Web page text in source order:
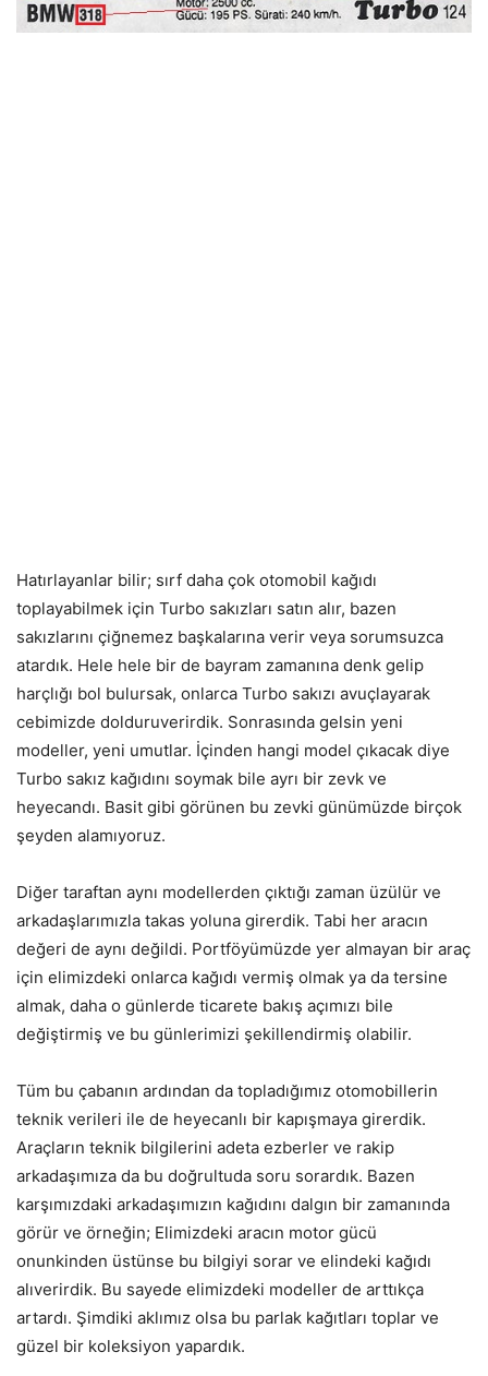
Hatırlayanlar bilir; sırf daha çok otomobil kağıdı
toplayabilmek için Turbo sakızları satın alır, bazen
sakızlarını çiğnemez başkalarına verir veya sorumsuzca
atardık. Hele hele bir de bayram zamanına denk gelip
harçlığı bol bulursak, onlarca Turbo sakızı avuçlayarak
cebimizde dolduruverirdik. Sonrasında gelsin yeni
modeller, yeni umutlar. İçinden hangi model çıkacak diye
Turbo sakız kağıdını soymak bile ayrı bir zevk ve
heyecandı. Basit gibi görünen bu zevki günümüzde birçok
şeyden alamıyoruz.
Diğer taraftan aynı modellerden çıktığı zaman üzülür ve
arkadaşlarımızla takas yoluna girerdik. Tabi her aracın
değeri de aynı değildi. Portföyümüzde yer almayan bir araç
için elimizdeki onlarca kağıdı vermiş olmak ya da tersine
almak, daha o günlerde ticarete bakış açımızı bile
değiştirmiş ve bu günlerimizi şekillendirmiş olabilir.
Tüm bu çabanın ardından da topladığımız otomobillerin
teknik verileri ile de heyecanlı bir kapışmaya girerdik.
Araçların teknik bilgilerini adeta ezberler ve rakip
arkadaşımıza da bu doğrultuda soru sorardık. Bazen
karşımızdaki arkadaşımızın kağıdını dalgın bir zamanında
görür ve örneğin; Elimizdeki aracın motor gücü
onunkinden üstünse bu bilgiyi sorar ve elindeki kağıdı
alıverirdik. Bu sayede elimizdeki modeller de arttıkça
artardı. Şimdiki aklımız olsa bu parlak kağıtları toplar ve
güzel bir koleksiyon yapardık.